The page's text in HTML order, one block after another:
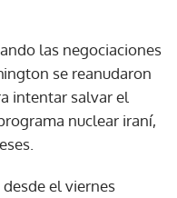
las negociaciones
se reanudaron
intentar salvar el
nuclear iraní,
desde el viernes